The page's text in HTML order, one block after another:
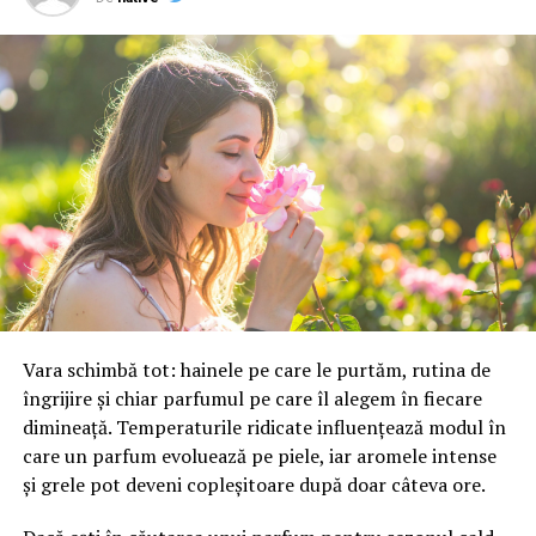
vestiare cu uși scurte care oferă mult mai multe
compartimente separate.
Această eficiență face ca modelul să fie extrem de
apreciat în:
întreprinderi cu personal numeros, unde fiecare
angajat are nevoie de un spațiu sigur pentru haine și
echipamente;
centre logistice sau fabrici, unde spațiul trebuie
gestionat cu rigurozitate;
școli și centre sportive
, unde rotația utilizatorilor
este mare.
În plus, structura metalică asigură rezistență în timp și
întreținere facilă. Materialele utilizate, de regulătablă
de oțel vopsită în câmp electrostatic, oferă protecție
Vara schimbă tot: hainele pe care le purtăm, rutina de
îngrijire și chiar parfumul pe care îl alegem în fiecare
dimineață. Temperaturile ridicate influențează modul în
care un parfum evoluează pe piele, iar aromele intense
și grele pot deveni copleșitoare după doar câteva ore.